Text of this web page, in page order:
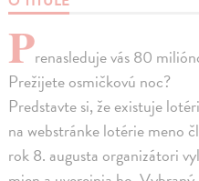
Prenasleduje vás 80
Prežijete osmičkovú noc?
Predstavte si, že existuje
na webstránke lotérie meno
rok 8. augusta organizátori